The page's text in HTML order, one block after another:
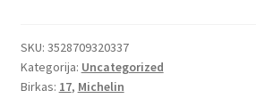
150/70
R
17
SKU: 3528709320337
Kategorija: Uncategorized
Birkas: 17, Michelin